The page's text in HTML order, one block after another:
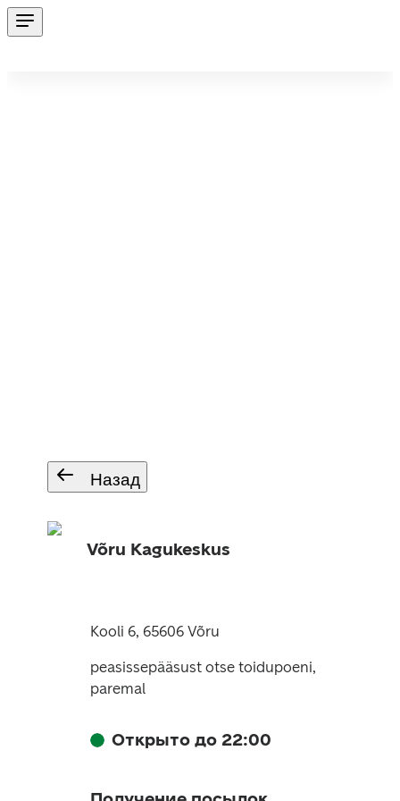
Назад
Võru Kagukeskus
Kooli 6, 65606 Võru
peasissepääsust otse toidupoeni,
paremal
Открыто до 22:00